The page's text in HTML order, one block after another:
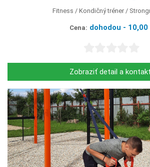
Fitness Kondičný tréner
Cena: dohodou - 10,00
Zobraziť detail a